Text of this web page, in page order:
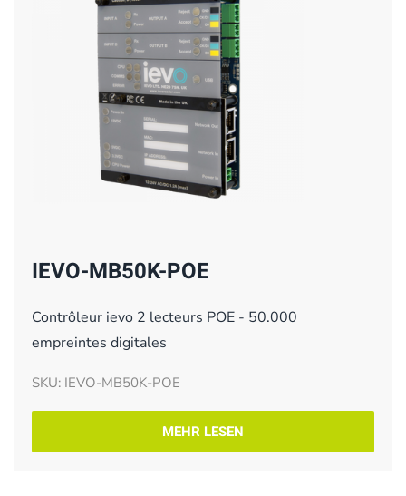
IEVO-MB50K-POE
Contrôleur ievo 2 lecteurs POE - 50.000
empreintes digitales
SKU: IEVO-MB50K-POE
MEHR LESEN